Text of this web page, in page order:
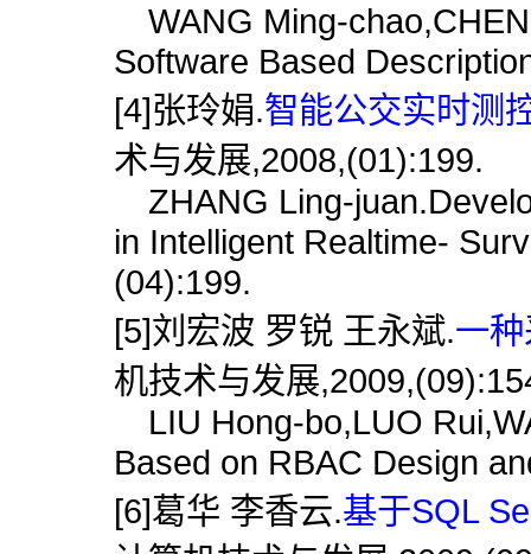
WANG Ming-
Software Based
[4]张玲娟.智能公交实时测
术与发展,2008,(01):199.
ZHANG Ling-
in Intelligent Realtime-
(04):199.
[5]刘宏波 罗锐 王永斌.一
机技术与发展
LIU Hong-bo,LUO
Based on RBAC Design
[6]葛华 李香云.基于SQL